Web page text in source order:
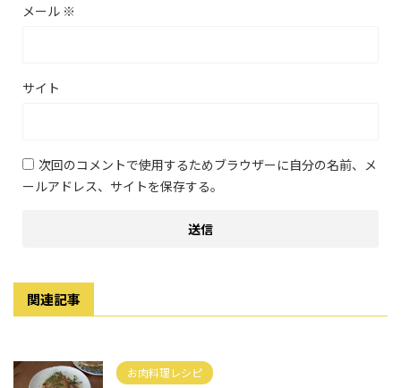
メール ※
サイト
次回のコメントで使用するためブラウザーに自分の名前、メ
ールアドレス、サイトを保存する。
関連記事
お肉料理レシピ